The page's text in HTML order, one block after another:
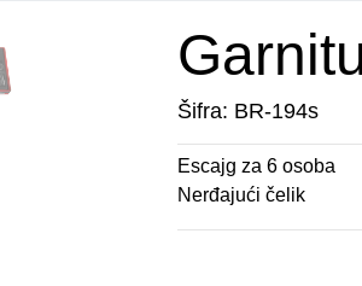
Šifra: BR-194s
Escajg za 6 osoba
Nerđajući čelik